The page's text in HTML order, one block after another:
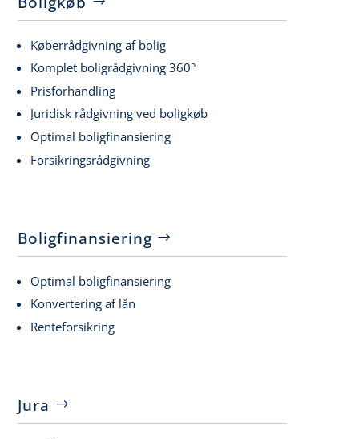
Køberrådgivning af bolig
Komplet boligrådgivning 360°
Prisforhandling
Juridisk rådgivning ved boligkøb
Optimal boligfinansiering
Forsikringsrådgivning
Boligfinansiering
Optimal boligfinansiering
Konvertering af lån
Renteforsikring
Jura